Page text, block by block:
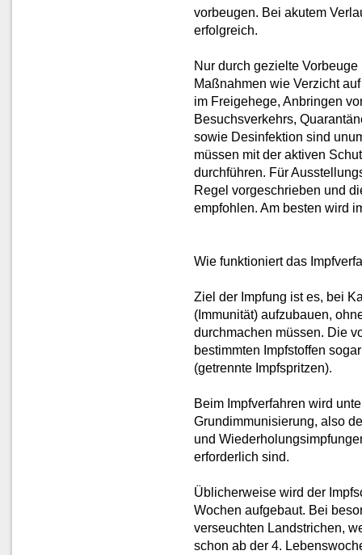
vorbeugen. Bei akutem
erfolgreich.
Nur durch gezielte
Maßnahmen wie Verzicht
im Freigehege, Anbringen
Besuchsverkehrs,
sowie Desinfektion sind
müssen mit der aktiven
durchführen. Für
Regel vorgeschrieben und
empfohlen. Am besten wird
Wie funktioniert das
Ziel der Impfung ist es, bei
(Immunität) aufzubauen,
durchmachen müssen. Die
bestimmten Impfstoffen
(getrennte Impfspritzen).
Beim Impfverfahren wird
Grundimmunisierung, also
und
erforderlich sind.
Üblicherweise wird der
Wochen aufgebaut. Bei
verseuchten Landstrichen,
schon ab der 4.